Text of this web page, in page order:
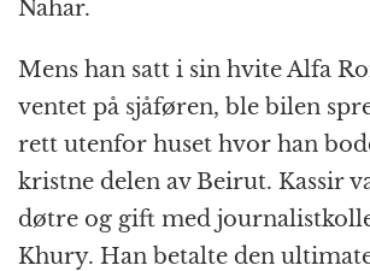
o
k r
Nahar.
Mens han satt i sin hvite Alfa
ventet på sjåføren, ble bilen
rett utenfor huset hvor han
kristne delen av Beirut. Kassir
døtre og gift med
Khury. Han betalte den